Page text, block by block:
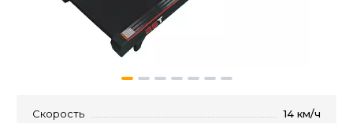
Скорость
14 км/ч